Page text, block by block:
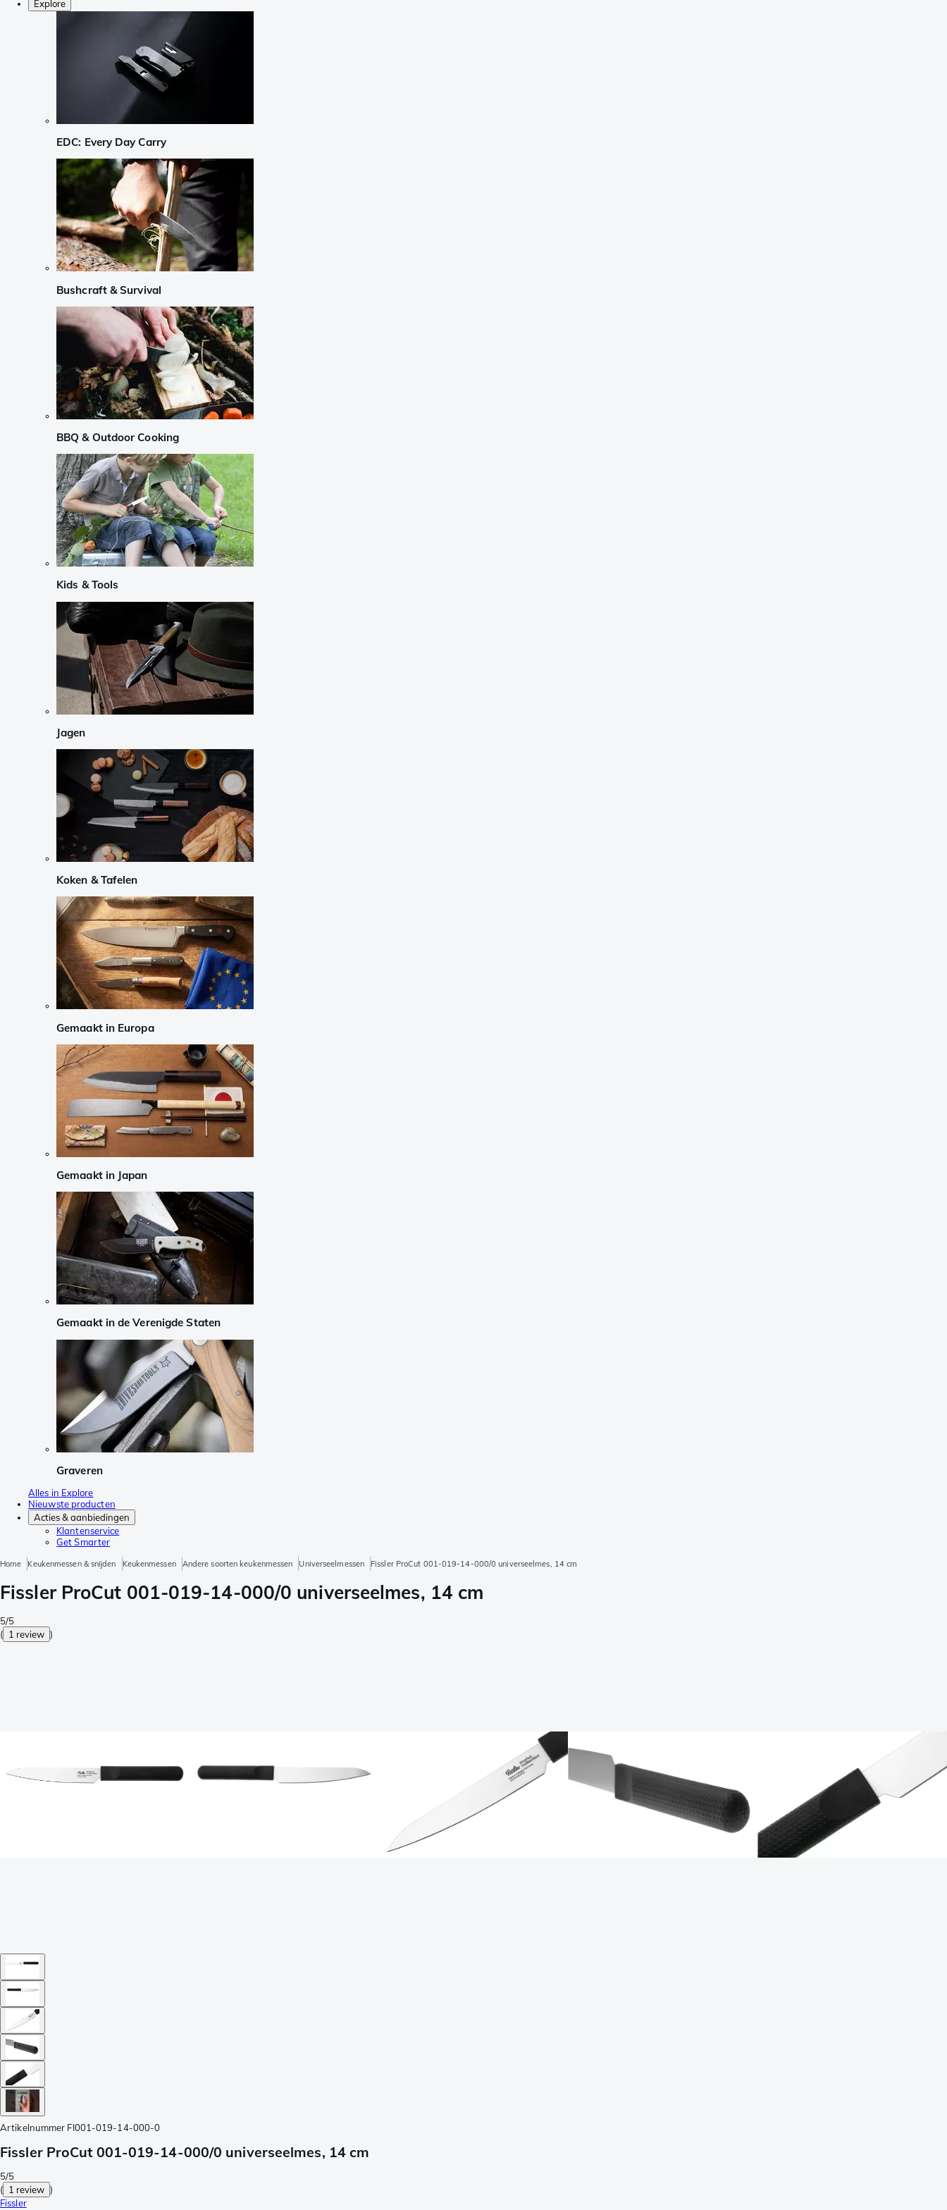
Explore
EDC: Every Day Carry
Bushcraft & Survival
BBQ & Outdoor Cooking
Kids & Tools
Jagen
Koken & Tafelen
Gemaakt in Europa
Gemaakt in Japan
Gemaakt in de Verenigde Staten
Graveren
Alles in Explore
Nieuwste producten
Acties & aanbiedingen
Klantenservice
Get Smarter
Home Keukenmessen & snijden Keukenmessen Andere soorten keukenmessen Universeelmessen Fissler ProCut 001-019-14-000/0 universeelmes, 14 cm
Fissler ProCut 001-019-14-000/0 universeelmes, 14 cm
5/5
( 1 review )
Artikelnummer FI001-019-14-000-0
Fissler ProCut 001-019-14-000/0 universeelmes, 14 cm
5/5
( 1 review )
Fissler